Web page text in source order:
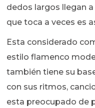
dedos largos llegan
que toca a veces es
Esta considerado
estilo flamenco
también tiene su
con sus ritmos,
esta preocupado de